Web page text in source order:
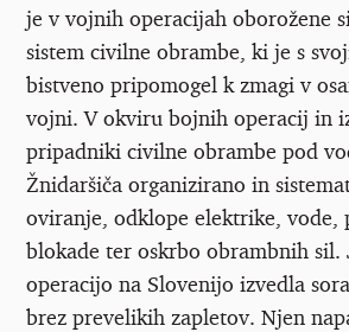
je v vojnih operacijah oborožene
sistem civilne obrambe, ki je s
bistveno pripomogel k zmagi v
vojni. V okviru bojnih operacij in
pripadniki civilne obrambe pod
Žnidaršiča organizirano in
oviranje, odklope elektrike, vode,
blokade ter oskrbo obrambnih sil.
operacijo na Slovenijo izvedla
brez prevelikih zapletov. Njen